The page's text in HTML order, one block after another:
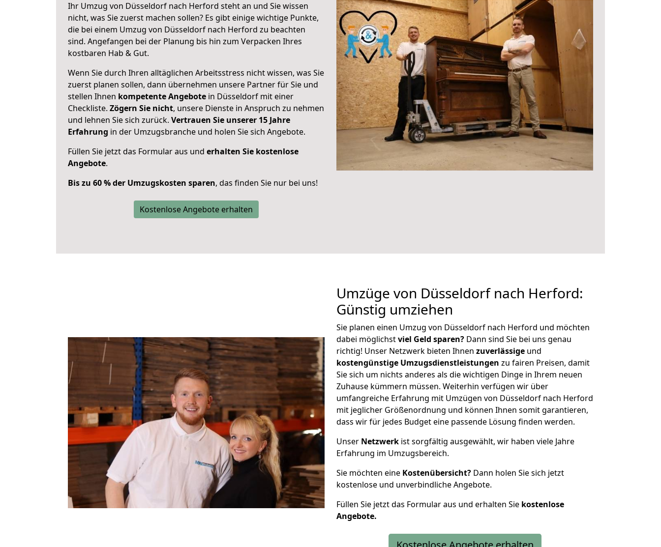
Ihr Umzug von Düsseldorf nach Herford steht an und Sie wissen
nicht, was Sie zuerst machen sollen? Es gibt einige wichtige Punkte,
die bei einem Umzug von Düsseldorf nach Herford zu beachten
sind. Angefangen bei der Planung bis hin zum Verpacken Ihres
kostbaren Hab & Gut.
Wenn Sie durch Ihren alltäglichen Arbeitsstress nicht wissen, was Sie
zuerst planen sollen, dann übernehmen unsere Partner für Sie und
stellen Ihnen kompetente Angebote in Düsseldorf mit einer
Checkliste. Zögern Sie nicht, unsere Dienste in Anspruch zu nehmen
und lehnen Sie sich zurück. Vertrauen Sie unserer 15 Jahre
Erfahrung in der Umzugsbranche und holen Sie sich Angebote.
Füllen Sie jetzt das Formular aus und erhalten Sie kostenlose
Angebote.
Bis zu 60 % der Umzugskosten sparen, das finden Sie nur bei uns!
Kostenlose Angebote erhalten
Umzüge von Düsseldorf nach Herford:
Günstig umziehen
Sie planen einen Umzug von Düsseldorf nach Herford und möchten
dabei möglichstviel Geld sparen? Dann sind Sie bei uns genau
richtig! Unser Netzwerk bieten Ihnen zuverlässige und
kostengünstige Umzugsdienstleistungen zu fairen Preisen, damit
Sie sich um nichts anderes als die wichtigen Dinge in Ihrem neuen
Zuhause kümmern müssen. Weiterhin verfügen wir über
umfangreiche Erfahrung mit Umzügen von Düsseldorf nach Herford
mit jeglicher Größenordnung und können Ihnen somit garantieren,
dass wir für jedes Budget eine passende Lösung finden werden.
Unser Netzwerk ist sorgfältig ausgewählt, wir haben viele Jahre
Erfahrung im Umzugsbereich.
Sie möchten eine Kostenübersicht? Dann holen Sie sich jetzt
kostenlose und unverbindliche Angebote.
Füllen Sie jetzt das Formular aus und erhalten Sie kostenlose
Angebote.